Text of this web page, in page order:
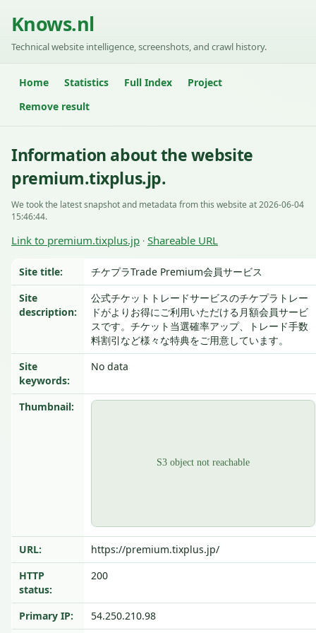
Knows.nl
Technical website intelligence, screenshots, and crawl history.
Home Statistics Full Index
Project
Remove result
Information about the website
premium.tixplus.jp.
We took the latest snapshot and metadata from this website at 2026-06-04
15:46:44.
Link to premium.tixplus.jp · Shareable URL
Site title:
チケプラTrade Premium会員サービス
Site
description:
公式チケットトレードサービスのチケプラトレー
ドがよりお得にご利用いただける月額会員サービ
スです。チケット当選確率アップ、トレード手数
料割引など様々な特典をご用意しています。
Site
keywords:
No data
Thumbnail:
URL:
https://premium.tixplus.jp/
HTTP
status:
200
Primary IP: 54.250.210.98